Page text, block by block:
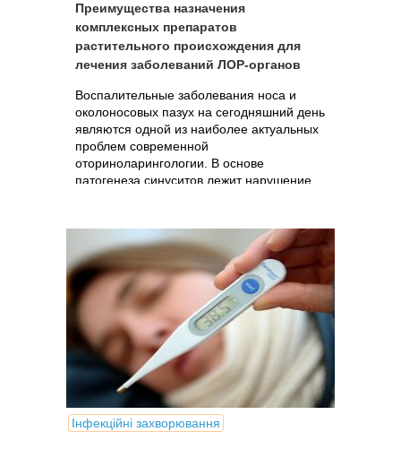
Преимущества назначения
комплексных препаратов
растительного происхождения для
лечения заболеваний ЛОР-органов
Воспалительные заболевания носа и
околоносовых пазух на сегодняшний день
являются одной из наиболее актуальных
проблем современной
оториноларингологии. В основе
патогенеза синуситов лежит нарушение
Інфекційні захворювання